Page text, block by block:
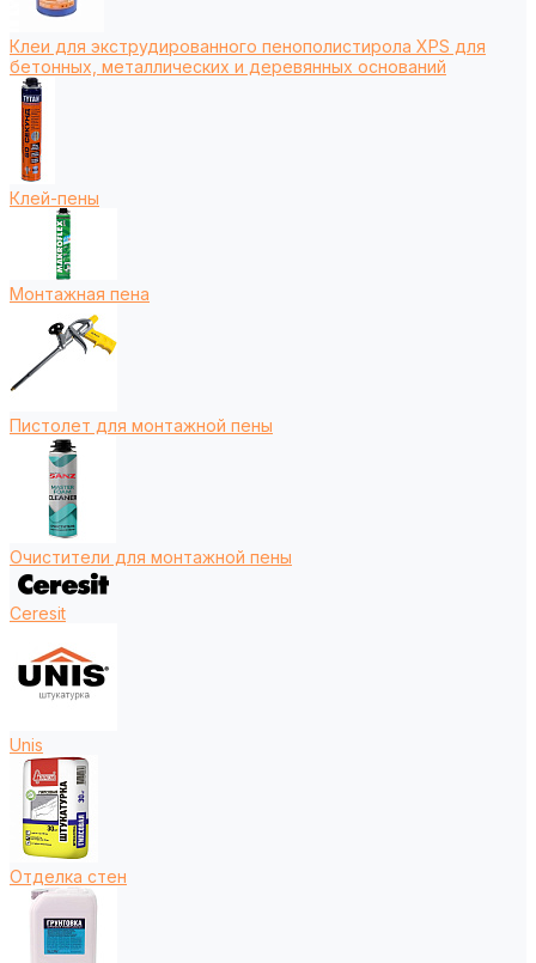
Клеи для экструдированного пенополистирола XPS для
бетонных, металлических и деревянных оснований
Клей-пены
Монтажная пена
Пистолет для монтажной пены
Очистители для монтажной пены
Ceresit
Unis
Отделка стен